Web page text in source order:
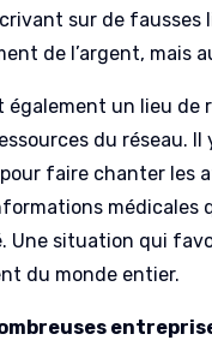
sur de
de l’argent, mais
également un lieu
du réseau. Il
faire chanter les
médicales
Une situation qui
du monde entier.